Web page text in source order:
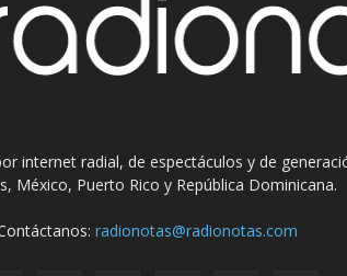
internet radial, de espectáculos y de
México, Puerto Rico y República Dominicana.
radionotas@radionotas.com